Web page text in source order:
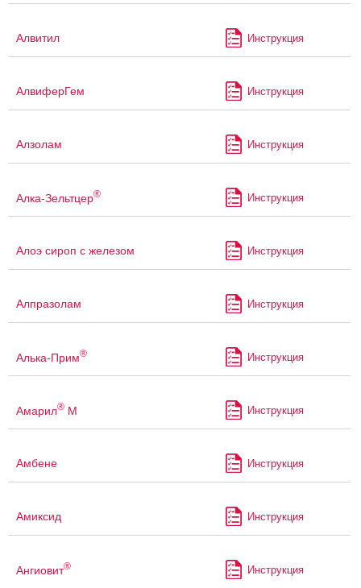
Алвитил Инструкция
АлвиферГем Инструкция
Алзолам Инструкция
Алка-Зельтцер® Инструкция
Алоэ сироп с железом Инструкция
Алпразолам Инструкция
Алька-Прим® Инструкция
Амарил® М Инструкция
Амбене Инструкция
Амиксид Инструкция
Ангиовит® Инструкция